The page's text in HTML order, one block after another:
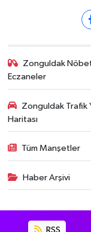
Zonguldak
Eczaneler
Zonguldak Trafik
Haritası
Tüm Manşetler
Haber Arşivi
RSS